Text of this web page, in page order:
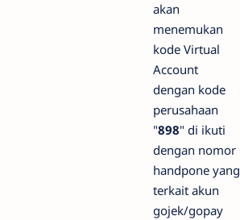
akan
menemukan
kode Virtual
Account
dengan kode
perusahaan
"898" di ikuti
dengan nomor
handpone yang
terkait akun
gojek/gopay